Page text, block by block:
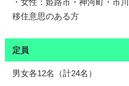
・女性：姫路市・神河町・市
移住意思のある方
定員
男女各12名（計24名）